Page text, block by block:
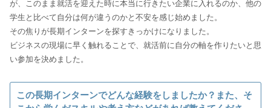
が、このまま就活を迎えた時に本当に行きたい企業に入れるのか、他の
学生と比べて自分は何が違うのかと不安を感じ始めました。
その焦りが長期インターンを探すきっかけになりました。
ビジネスの現場に早く触れることで、就活前に自分の軸を作りたいと思
い参加を決めました。
この長期インターンでどんな経験をしましたか？また、そ